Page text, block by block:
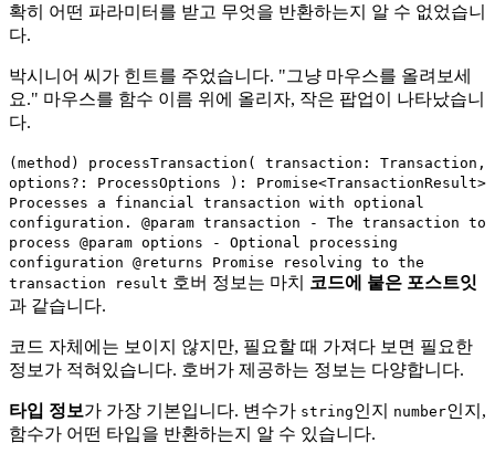
확히 어떤 파라미터를 받고 무엇을 반환하는지 알 수 없었습니
다.
박시니어 씨가 힌트를 주었습니다. "그냥 마우스를 올려보세
요." 마우스를 함수 이름 위에 올리자, 작은 팝업이 나타났습니
다.
(method) processTransaction( transaction: Transaction,
options?: ProcessOptions ): Promise<TransactionResult>
Processes a financial transaction with optional
configuration. @param transaction - The transaction to
process @param options - Optional processing
configuration @returns Promise resolving to the
transaction result 호버 정보는 마치 코드에 붙은 포스트잇
과 같습니다.
코드 자체에는 보이지 않지만, 필요할 때 가져다 보면 필요한
정보가 적혀있습니다. 호버가 제공하는 정보는 다양합니다.
타입 정보가 가장 기본입니다. 변수가 string인지 number인지,
함수가 어떤 타입을 반환하는지 알 수 있습니다.